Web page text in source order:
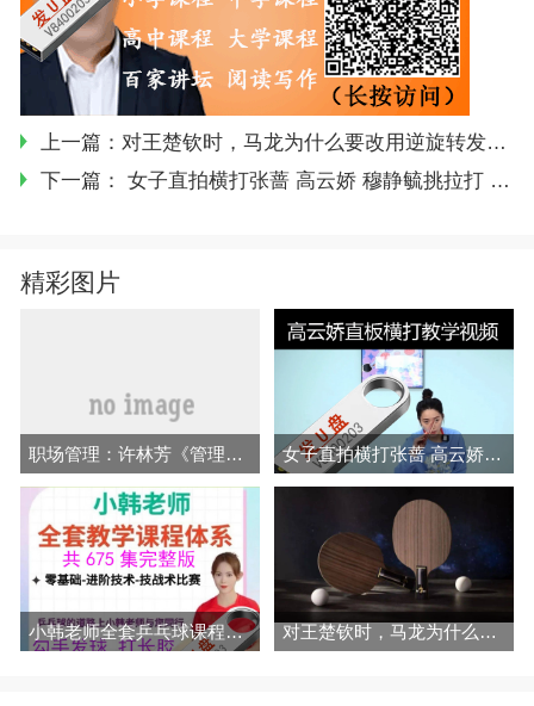
上一篇： 对王楚钦时，马龙为什么要改用逆旋转发球？
下一篇：
女子直拍横打张蔷 高云娇 穆静毓挑拉打 拧全套乒乓教学视频
精彩图片
职场管理：许林芳《管理七剑》课程 女子直拍横打张蔷 高云娇 穆静毓挑拉打 拧全套乒乓教学视频
小韩老师全套乒乓球课程视频勾手发球拉球 拧拉 对付长胶 对王楚钦时，马龙为什么要改用逆旋转发球？